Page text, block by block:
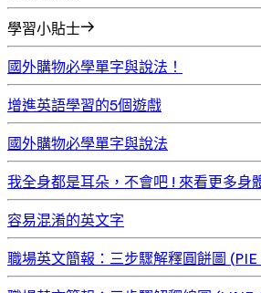
學習小貼士
國外購物必學單字與說法！
增進英語學習的5個遊戲
國外購物必學單字與說法
我全身都是耳朵，不會吧 ! 來看更多身
容易混淆的英文字
職場英文簡報：三步驟解釋圓餅圖